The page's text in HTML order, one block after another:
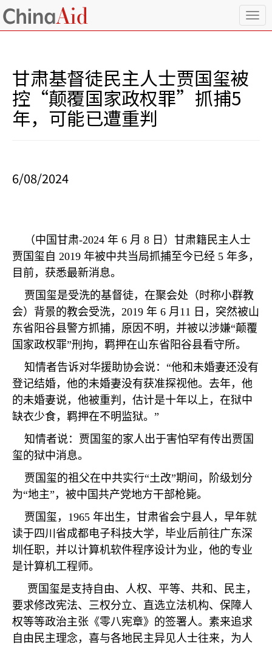
T
o
甘肃基督徒民主人士贾国玺被
控“颠覆国家政权罪”抓捕5
年，可能已遭重判
6/08/2024
（中国甘肃-2024 年 6 月 8 日）甘肃籍民主人士
贾国玺自 2019 年被中共当局抓捕至今已经 5 年多，
目前，获悉最新消息。
贾国玺是受洗的基督徒，在聚会处（时称小群教
会）背景的教会受洗， 2019 年 6 月 11 日，突然被山
东省阳谷县警方抓捕，原因不明，并被以涉嫌“颠覆
国家政权罪”刑拘，羁押在山东省阳谷县看守所。
知情者告诉对华援助协会说： “他和未婚妻还没有
登记结婚，他的未婚妻没有获准探视他。去年，他
的未婚妻说，他被重判，估计是十年以上，在狱中
缺衣少食，羁押在不明监狱。 ”
知情者说：贾国玺的家人出于害怕罕有传出贾国
玺的狱中消息。
贾国玺的祖父在中共实行“土改”期间，阶级划分
为“地主” ，被中国共产党地方干部枪毙。
贾国玺， 1965 年出生，甘肃省会宁县人，早年就
读于四川省成都电子科技大学，毕业后前往广东深
圳任职，并以计算机软件程序设计为业，他的专业
是计算机工程师。
贾国玺是支持自由、人权、平等、共和、民主，
要求修改宪法、三权分立、直选立法机构、保障人
权等等政治主张《零八宪章》的签署人。素来追求
自由民主理念，喜与各地民主异见人士往来，为人